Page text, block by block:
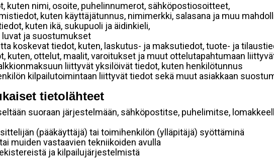
kuten nimi, osoite, puhelinnumerot, sähköpostiosoitteet,
kuten käyttäjätunnus, nimimerkki, salasana ja muu
kuten ikä, sukupuoli ja äidinkieli,
ja suostumukset
koskevat tiedot, kuten, laskutus- ja maksutiedot, tuote- ja
kuten, ottelut, maalit, varoitukset ja muut ottelutapahtumaan
liittyvät yksilöivät tiedot, kuten henkilötunnus
kilpailutoimintaan liittyvät tiedot sekä muut asiakkaan
tietolähteet
suoraan järjestelmään, sähköpostitse, puhelimitse,
(pääkäyttäjä) tai toimihenkilön (ylläpitäjä) syöttäminä
muiden vastaavien tekniikoiden avulla
ja kilpailujärjestelmistä